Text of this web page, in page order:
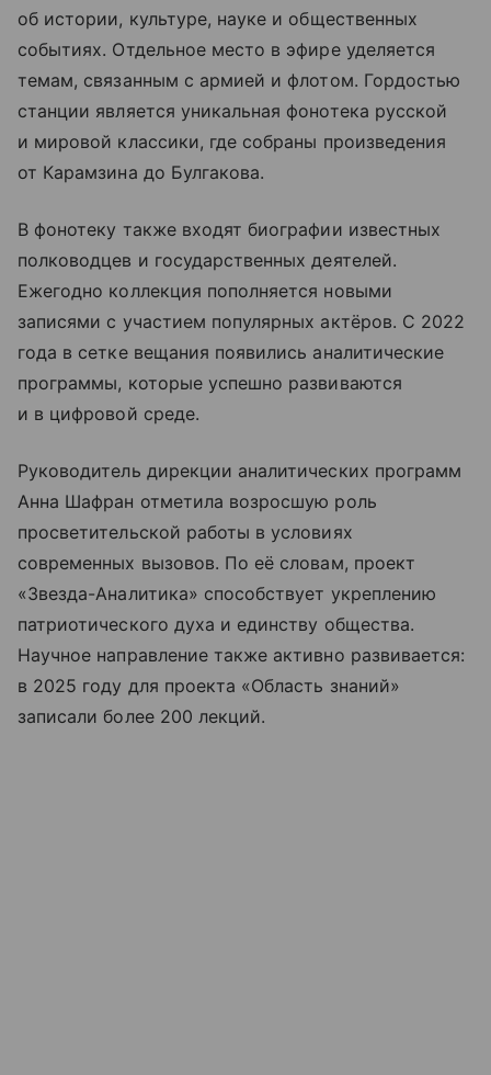
об истории, культуре, науке и общественных
событиях. Отдельное место в эфире уделяется
темам, связанным с армией и флотом. Гордостью
станции является уникальная фонотека русской
и мировой классики, где собраны произведения
от Карамзина до Булгакова.
В фонотеку также входят биографии известных
полководцев и государственных деятелей.
Ежегодно коллекция пополняется новыми
записями с участием популярных актёров. С 2022
года в сетке вещания появились аналитические
программы, которые успешно развиваются
и в цифровой среде.
Руководитель дирекции аналитических программ
Анна Шафран отметила возросшую роль
просветительской работы в условиях
современных вызовов. По её словам, проект
«Звезда-Аналитика» способствует укреплению
патриотического духа и единству общества.
Научное направление также активно развивается:
в 2025 году для проекта «Область знаний»
записали более 200 лекций.